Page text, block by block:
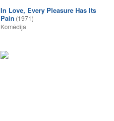
In Love, Every Pleasure Has Its
Pain (1971)
Komēdija